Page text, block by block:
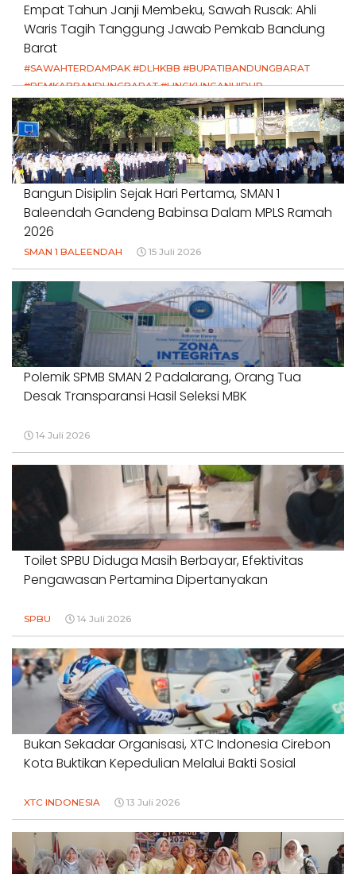
Empat Tahun Janji Membeku, Sawah Rusak: Ahli
Waris Tagih Tanggung Jawab Pemkab Bandung
Barat
#SAWAHTERDAMPAK #DLHKBB #BUPATIBANDUNGBARAT
#PEMKABBANDUNGBARAT #LINGKUNGANHIDUP
#HAKPETANI #KEADILANUNTUKPETANI
#NORMALISASISALURAN #IRIGASIRUSAK
#DUGAANPENCEMARAN #AKUNTABILITASPEMERINTAH
18 Juli 2026
Bangun Disiplin Sejak Hari Pertama, SMAN 1
Baleendah Gandeng Babinsa Dalam MPLS Ramah
2026
SMAN 1 BALEENDAH 15 Juli 2026
Polemik SPMB SMAN 2 Padalarang, Orang Tua
Desak Transparansi Hasil Seleksi MBK
14 Juli 2026
Toilet SPBU Diduga Masih Berbayar, Efektivitas
Pengawasan Pertamina Dipertanyakan
SPBU 14 Juli 2026
Bukan Sekadar Organisasi, XTC Indonesia Cirebon
Kota Buktikan Kepedulian Melalui Bakti Sosial
XTC INDONESIA 13 Juli 2026